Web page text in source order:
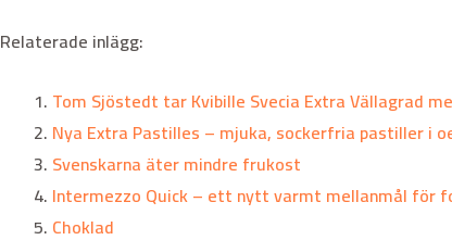
Relaterade inlägg:
Tom Sjöstedt tar Kvibille Svecia Extra Vällagrad
Nya Extra Pastilles – mjuka, sockerfria pastiller i
Svenskarna äter mindre frukost
Intermezzo Quick – ett nytt varmt mellanmål för
Choklad